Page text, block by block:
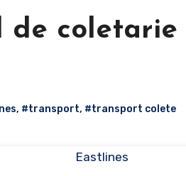
de
, #transport, #transport colete